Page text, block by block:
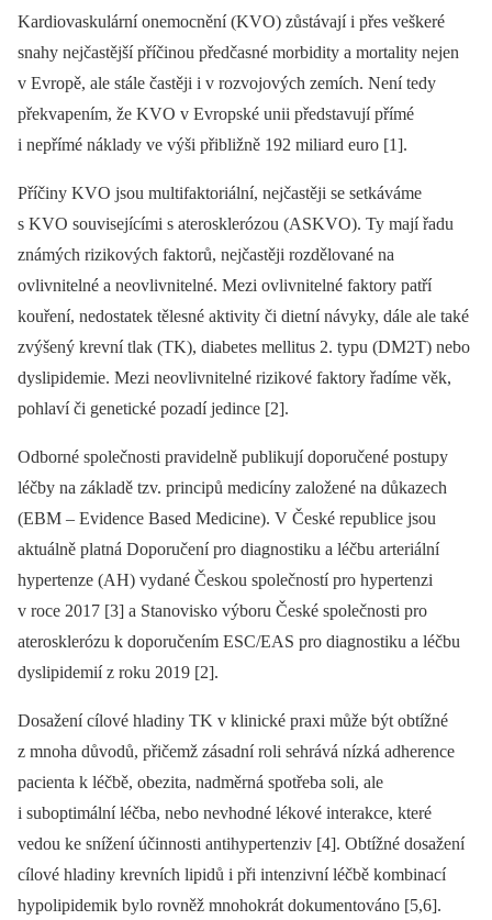
Kardiovaskulární onemocnění (KVO) zůstávají i přes veškeré
snahy nejčastější příčinou předčasné morbidity a mortality nejen
v Evropě, ale stále častěji i v rozvojových zemích. Není tedy
překvapením, že KVO v Evropské unii představují přímé
i nepřímé náklady ve výši přibližně 192 miliard euro [1].
Příčiny KVO jsou multifaktoriální, nejčastěji se setkáváme
s KVO souvisejícími s aterosklerózou (ASKVO). Ty mají řadu
známých rizikových faktorů, nejčastěji rozdělované na
ovlivnitelné a neovlivnitelné. Mezi ovlivnitelné faktory patří
kouření, nedostatek tělesné aktivity či dietní návyky, dále ale také
zvýšený krevní tlak (TK), diabetes mellitus 2. typu (DM2T) nebo
dyslipidemie. Mezi neovlivnitelné rizikové faktory řadíme věk,
pohlaví či genetické pozadí jedince [2].
Odborné společnosti pravidelně publikují doporučené postupy
léčby na základě tzv. principů medicíny založené na důkazech
(EBM –⁠ Evidence Based Medicine). V České republice jsou
aktuálně platná Doporučení pro diagnostiku a léčbu arteriální
hypertenze (AH) vydané Českou společností pro hypertenzi
v roce 2017 [3] a Stanovisko výboru České společnosti pro
aterosklerózu k doporučením ESC/EAS pro diagnostiku a léčbu
dyslipidemií z roku 2019 [2].
Dosažení cílové hladiny TK v klinické praxi může být obtížné
z mnoha důvodů, přičemž zásadní roli sehrává nízká adherence
pacienta k léčbě, obezita, nadměrná spotřeba soli, ale
i suboptimální léčba, nebo nevhodné lékové interakce, které
vedou ke snížení účinnosti antihypertenziv [4]. Obtížné dosažení
cílové hladiny krevních lipidů i při intenzivní léčbě kombinací
hypolipidemik bylo rovněž mnohokrát dokumentováno [5,6].